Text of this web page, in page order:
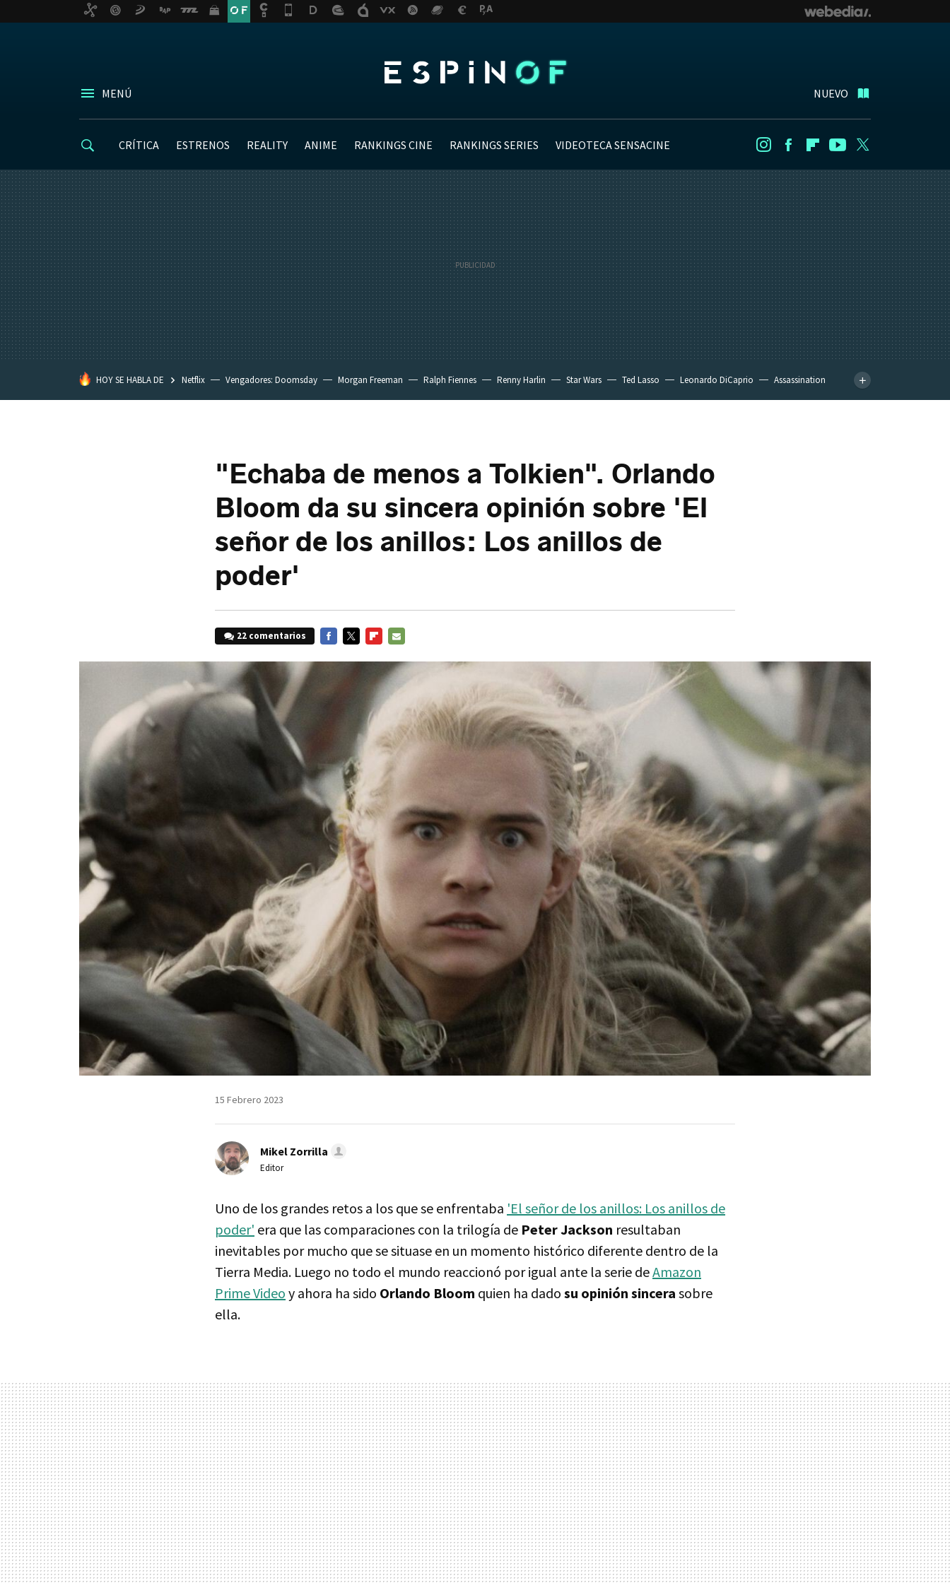
MENÚ NUEVO
CRÍTICA ESTRENOS REALITY ANIME RANKINGS CINE RANKINGS SERIES VIDEOTECA SENSACINE InstagramFacebookFlipboard
Youtube
HOY SE HABLA DE Netflix Vengadores: Doomsday Morgan Freeman Ralph Fiennes Renny Harlin Star Wars Ted Lasso Leonardo DiCaprio
Assassination
"Echaba de menos a Tolkien". Orlando
Bloom da su sincera opinión sobre 'El
señor de los anillos: Los anillos de
poder'
22 comentarios
MAIL
15 Febrero 2023
Mikel Zorrilla
Editor
Uno de los grandes retos a los que se enfrentaba 'El señor de los anillos: Los anillos de
poder' era que las comparaciones con la trilogía de Peter Jackson resultaban
inevitables por mucho que se situase en un momento histórico diferente dentro de la
Tierra Media. Luego no todo el mundo reaccionó por igual ante la serie deAmazon
Prime Video y ahora ha sido Orlando Bloom quien ha dado su opinión sincera sobre
ella.